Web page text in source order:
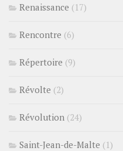
Renaissance (17)
Rencontre (6)
Répertoire (9)
Révolte (2)
Révolution (24)
Saint-Jean-de-Malte (1)